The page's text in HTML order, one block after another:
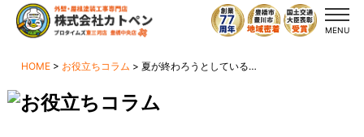
MENU
HOME > お役立ちコラム >夏が終わろうとしている…